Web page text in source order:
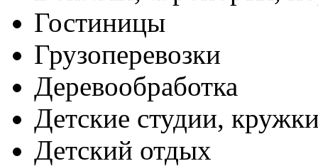
Гостиницы
Грузоперевозки
Деревообработка
Детские студии,
Детский отдых